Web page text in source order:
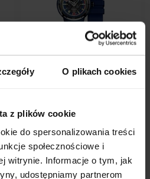
O plikach cookies
z plików cookie
do spersonalizowania treści
społecznościowe i
witrynie. Informacje o tym, jak
udostępniamy partnerom
Zegarki - Mężczyzn
2947,00 zł
Darmowa dostawa